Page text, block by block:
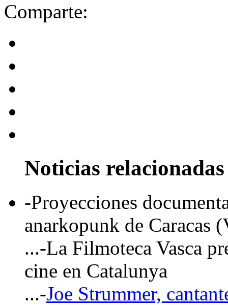
Comparte:
Noticias relacionadas
-Proyecciones
anarkopunk de Caracas
...-La Filmoteca Vasca
cine en Catalunya
...-Joe Strummer,